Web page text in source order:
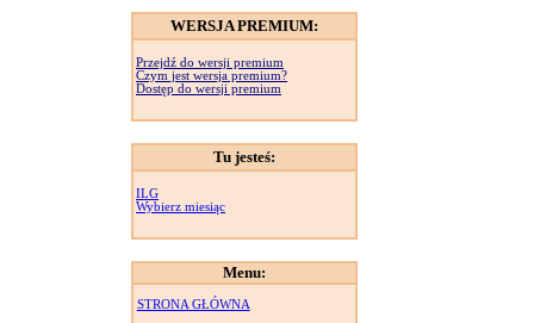
WERSJA PREMIUM:
Przejdź do wersji premium
Czym jest wersja premium?
Dostęp do wersji premium
Tu jesteś:
ILG
Wybierz miesiąc
Menu:
STRONA GŁÓWNA